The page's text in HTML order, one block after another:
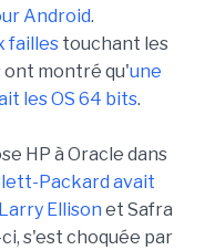
Android.
faillestouchant les
ont montré qu'une
les OS 64 bits.
HP à Oracle dans
Packard avait
Ellison et Safra
s'est choquée par